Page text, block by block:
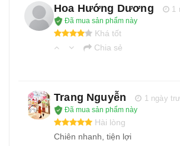
Hoa Hướng Dương
1
Đã mua sản phẩm này
Khá tốt
Chia sẻ
Trang Nguyễn
1 ngày
Đã mua sản phẩm này
Hài lòng
Chiên nhanh, tiện lợi